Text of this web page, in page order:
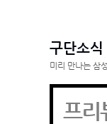
구단소식
미리 만나는 삼
프리